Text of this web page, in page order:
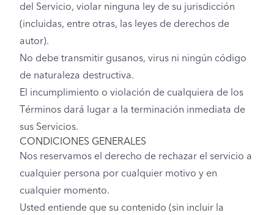
del Servicio, violar ninguna ley de su jurisdicción
(incluidas, entre otras, las leyes de derechos de
autor).
No debe transmitir gusanos, virus ni ningún código
de naturaleza destructiva.
El incumplimiento o violación de cualquiera de los
Términos dará lugar a la terminación inmediata de
sus Servicios.
CONDICIONES GENERALES
Nos reservamos el derecho de rechazar el servicio a
cualquier persona por cualquier motivo y en
cualquier momento.
Usted entiende que su contenido (sin incluir la